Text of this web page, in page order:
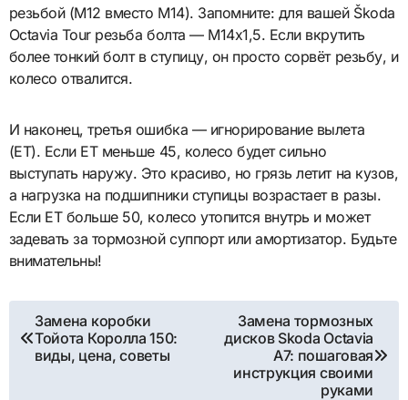
резьбой (M12 вместо M14). Запомните: для вашей Škoda
Octavia Tour резьба болта — M14x1,5. Если вкрутить
более тонкий болт в ступицу, он просто сорвёт резьбу, и
колесо отвалится.
И наконец, третья ошибка — игнорирование вылета
(ET). Если ET меньше 45, колесо будет сильно
выступать наружу. Это красиво, но грязь летит на кузов,
а нагрузка на подшипники ступицы возрастает в разы.
Если ET больше 50, колесо утопится внутрь и может
задевать за тормозной суппорт или амортизатор. Будьте
внимательны!
Навигация
по
Замена коробки
Тойота Королла 150:
виды, цена, советы
Замена тормозных
дисков Skoda Octavia
A7: пошаговая
инструкция своими
руками